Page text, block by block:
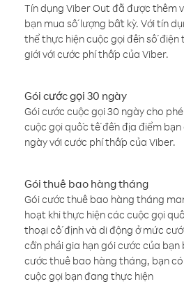
Tín dụng Viber Out đã được thêm
bạn mua số lượng bất kỳ. Với tín
thể thực hiện cuộc gọi đến số
giới với cước phí thấp của Viber.
Gói cước gọi 30 ngày
Gói cước cuộc gọi 30 ngày cho
cuộc gọi quốc tế đến địa điểm
ngày với cước phí thấp của Viber.
Gói thuê bao hàng tháng
Gói cước thuê bao hàng tháng
hoạt khi thực hiện các cuộc gọi
thoại cố định và di động ở mức
cần phải gia hạn gói cước của bạn
cước thuê bao hàng tháng, bạn
cuộc gọi bạn đang thực hiện